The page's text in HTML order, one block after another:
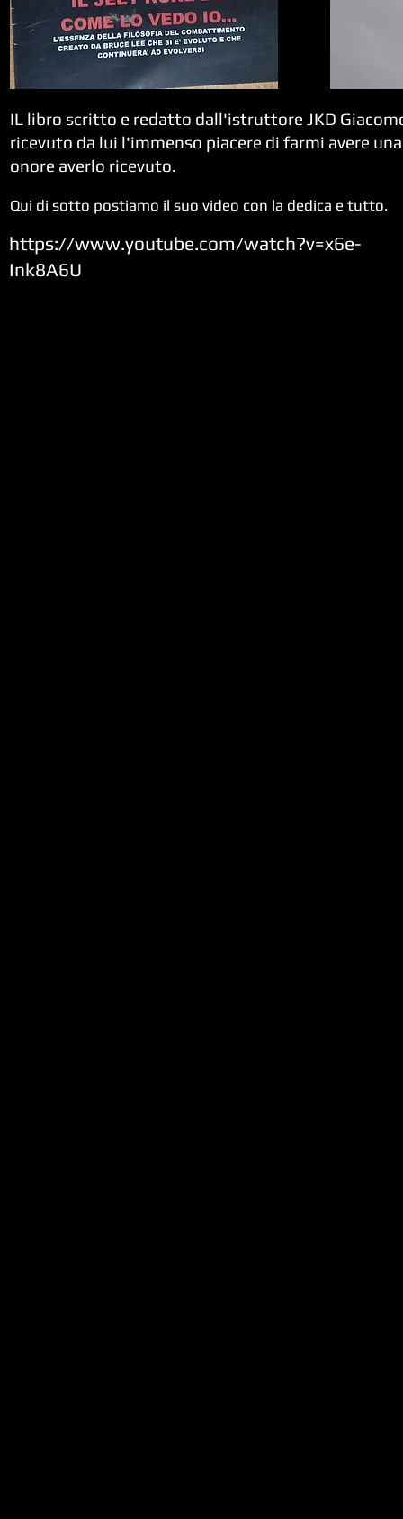
IL libro scritto e redatto dall'istruttore JKD
ricevuto da lui l'immenso piacere di farmi avere
onore averlo ricevuto.
Qui di sotto postiamo il suo video con la dedica e tutto.
https://www.youtube.com/watch?v=x6e-
Ink8A6U